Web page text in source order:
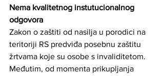
Nema kvalitetnog instutucionalnog
odgovora
Zakon o zaštiti od nasilja u porodici na
teritoriji RS predviđa posebnu zaštitu
žrtvama koje su osobe s invaliditetom.
Međutim, od momenta prikupljanja